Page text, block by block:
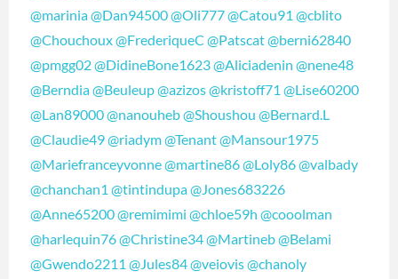
@marinia@Dan94500@Oli777@Catou91 @cblito
@Chouchoux@FrederiqueC @Patscat@berni62840
@pmgg02@DidineBone1623@Aliciadenin @nene48
@Berndia@Beuleup@azizos@kristoff71 @Lise60200
@Lan89000@nanouheb@Shoushou @Bernard.L
@Claudie49@riadym@Tenant@Mansour1975
@Mariefranceyvonne@martine86@Loly86@valbady
@chanchan1 @tintindupa@Jones683226
@Anne65200@remimimi @chloe59h @cooolman
@harlequin76@Christine34@Martineb@Belami
@Gwendo2211 @Jules84@veiovis@chanoly